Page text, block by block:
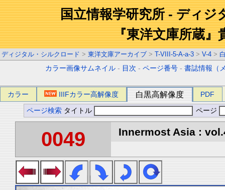
国立情報学研究所 - ディジ
『東洋文庫所蔵』
ディジタル・シルクロード > 東洋文庫アーカイブ > T-VIII-5-A-a-3 > V-4 >
カラー画像サムネイル - 目次 -ページ番号 -書誌情報（
カラー IIIFカラー高解像度 白黒高解像度 PDF
ページ検索 タイトル ページ
0049 Innermost Asia :